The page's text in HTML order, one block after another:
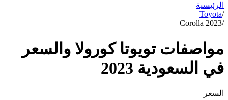
الرئيسية
/
Toyota
/
Corolla 2023
مواصفات تويوتا كورولا والسعر
في السعودية 2023
السعر